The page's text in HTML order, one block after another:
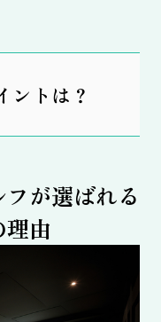
ントは？
が選ばれる
由